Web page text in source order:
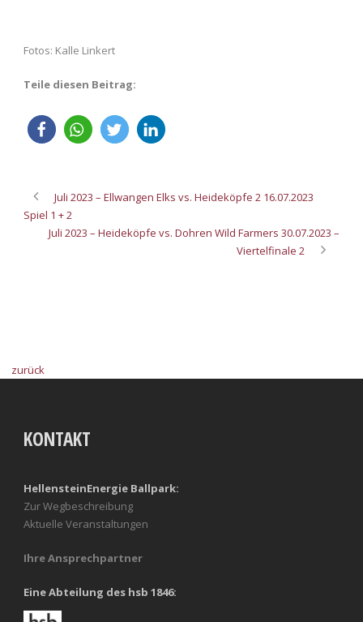
Fotos: Kalle Linkert
Teile diesen Beitrag:
Juli 2023 – Ellwangen Elks vs. Heideköpfe 2 16.07.2023
Spiel 1 + 2
Juli 2023 – Heideköpfe vs. Dohren Wild Farmers 30.07.2023 –
Viertelfinale 2
zurück
KONTAKT
HellensteinEnergie Ballpark:
Zur Wegbeschreibung
Aktuelle Veranstaltungen
Ihre Ansprechpartner
Eine Abteilung des hsb 1846: